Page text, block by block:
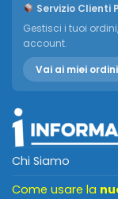
Servizio Clienti
Gestisci i tuoi
account.
Vai ai miei
Chi Siamo
Come usare la